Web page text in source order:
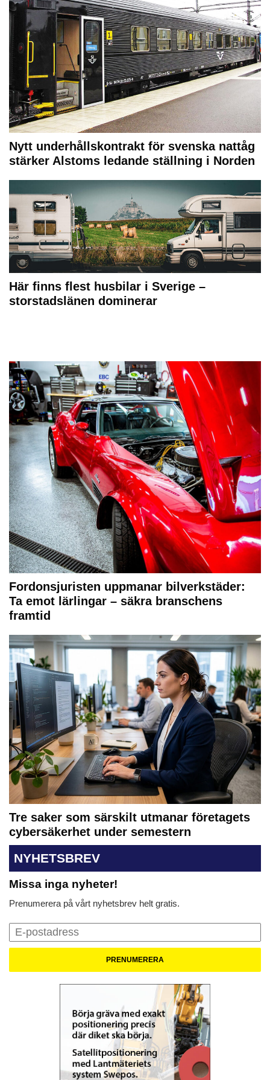
Nytt underhållskontrakt för svenska nattåg
stärker Alstoms ledande ställning i Norden
Här finns flest husbilar i Sverige –
storstadslänen dominerar
Fordonsjuristen uppmanar bilverkstäder:
Ta emot lärlingar – säkra branschens
framtid
Tre saker som särskilt utmanar företagets
cybersäkerhet under semestern
NYHETSBREV
Missa inga nyheter!
Prenumerera på vårt nyhetsbrev helt gratis.